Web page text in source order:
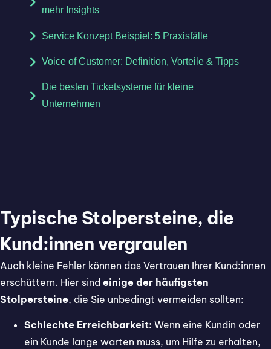
mehr Insights
Service Konzept Beispiel: 5 Praxisfälle
Voice of Customer: Definition, Vorteile & Tipps
Die besten Ticketsysteme für kleine
Unternehmen
Typische Stolpersteine, die
Kund:innen vergraulen
Auch kleine Fehler können das Vertrauen Ihrer Kund:innen
erschüttern. Hier sind einige der häufigsten
Stolpersteine, die Sie unbedingt vermeiden sollten:
Schlechte Erreichbarkeit: Wenn eine Kundin oder
ein Kunde lange warten muss, um Hilfe zu erhalten,